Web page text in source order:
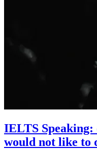
IELTS Speaking:
would not like to